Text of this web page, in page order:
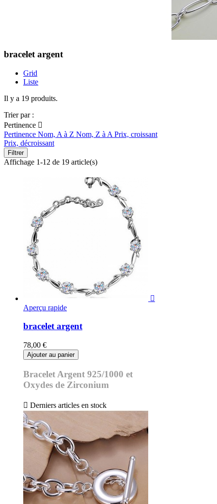
bracelet argent
Grid
Liste
Il y a 19 produits.
Trier par :
Pertinence 
Pertinence Nom, A à Z Nom, Z à A Prix, croissant
Prix, décroissant
Filtrer
Affichage 1-12 de 19 article(s)

Aperçu rapide
bracelet argent
78,00 €
Ajouter au panier
Bracelet Argent 925/1000 et
Oxydes de Zirconium
 Derniers articles en stock